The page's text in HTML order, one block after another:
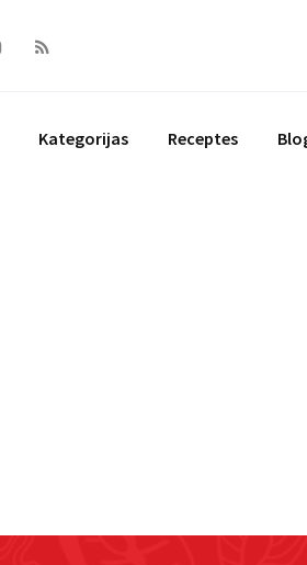
Kategorijas Receptes